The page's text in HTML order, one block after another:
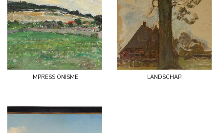
impressionisme landschap